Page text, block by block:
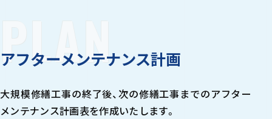
PLAN
アフターメンテナンス計画
大規模修繕工事の終了後、次の修繕工事までのアフター
メンテナンス計画表を作成いたします。